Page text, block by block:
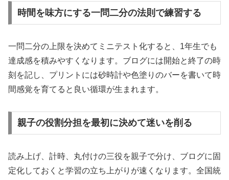
時間を味方にする一問二分の法則で練習する
一問二分の上限を決めてミニテスト化すると、1年生でも
達成感を積みやすくなります。ブログには開始と終了の時
刻を記し、プリントには砂時計や色塗りのバーを書いて時
間感覚を育てると良い循環が生まれます。
親子の役割分担を最初に決めて迷いを削る
読み上げ、計時、丸付けの三役を親子で分け、ブログに固
定化しておくと学習の立ち上がりが速くなります。全国統